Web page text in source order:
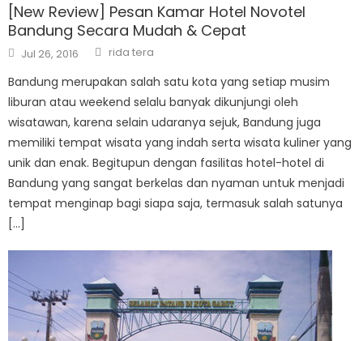
[New Review] Pesan Kamar Hotel Novotel
Bandung Secara Mudah & Cepat
Posted
on
Jul 26, 2016 Author
rida tera
Bandung merupakan salah satu kota yang setiap musim
liburan atau weekend selalu banyak dikunjungi oleh
wisatawan, karena selain udaranya sejuk, Bandung juga
memiliki tempat wisata yang indah serta wisata kuliner yang
unik dan enak. Begitupun dengan fasilitas hotel-hotel di
Bandung yang sangat berkelas dan nyaman untuk menjadi
tempat menginap bagi siapa saja, termasuk salah satunya
[…]